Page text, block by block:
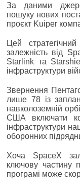
За даними
пошуку нових
проєкт Kuiper
Цей
залежність від
Starlink та
інфраструктури
Звернення
лише 78 із
навколоземній
США включати
інфраструктури
оборонних
Хоча SpaceX
ключову частину
програмі може